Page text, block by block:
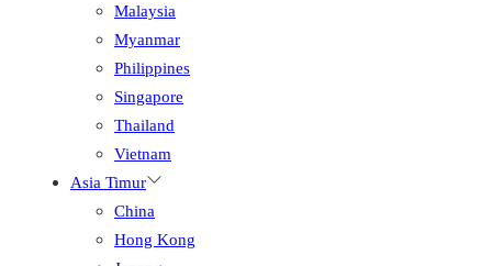
Malaysia
Myanmar
Philippines
Singapore
Thailand
Vietnam
Asia Timur
China
Hong Kong